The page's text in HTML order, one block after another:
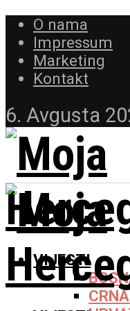
O nama
Impressum
Marketing
Kontakt
6. Avgusta
VIJESTI